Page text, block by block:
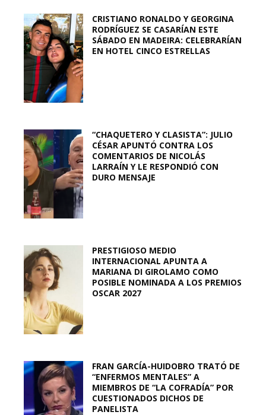
CRISTIANO RONALDO Y GEORGINA
RODRÍGUEZ SE CASARÍAN ESTE
SÁBADO EN MADEIRA: CELEBRARÍAN
EN HOTEL CINCO ESTRELLAS
“CHAQUETERO Y CLASISTA”: JULIO
CÉSAR APUNTÓ CONTRA LOS
COMENTARIOS DE NICOLÁS
LARRAÍN Y LE RESPONDIÓ CON
DURO MENSAJE
PRESTIGIOSO MEDIO
INTERNACIONAL APUNTA A
MARIANA DI GIROLAMO COMO
POSIBLE NOMINADA A LOS PREMIOS
OSCAR 2027
FRAN GARCÍA-HUIDOBRO TRATÓ DE
“ENFERMOS MENTALES” A
MIEMBROS DE “LA COFRADÍA” POR
CUESTIONADOS DICHOS DE
PANELISTA